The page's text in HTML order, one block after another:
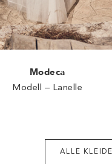
Modeca
Modell – Lanelle
ALLE